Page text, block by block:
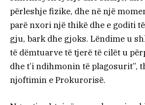
përleshje fizike, dhe në një
parë nxori një thikë dhe e goditi
gju, bark dhe gjoks. Lëndime u
të dëmtuarve të tjerë të cilët u
dhe t’i ndihmonin të plagosurit”,
njoftimin e Prokurorisë.